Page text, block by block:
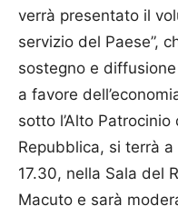
verrà presentato il
servizio del Paese”,
sostegno e
a favore
sotto l’Alto
Repubblica, si terrà
17.30, nella Sala del
Macuto e sarà